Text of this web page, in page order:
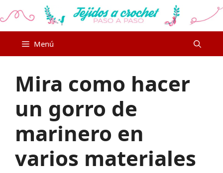
al
Menú
Mira como hacer
un gorro de
marinero en
varios materiales